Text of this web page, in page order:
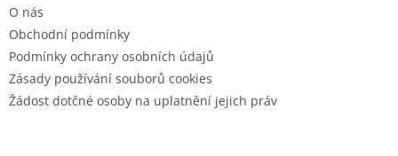
O nás
Obchodní podmínky
Podmínky ochrany osobních údajů
Zásady používání souborů cookies
Žádost dotčné osoby na uplatnění jejich práv